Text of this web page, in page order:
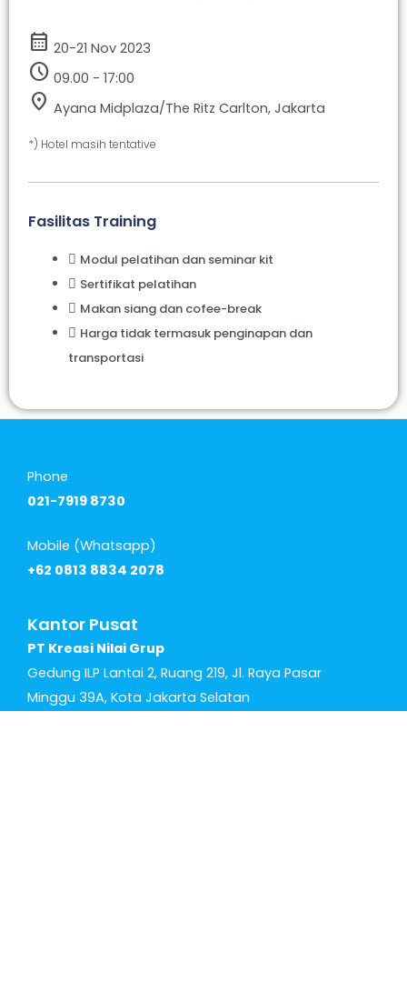
calendar_month 20-21 Nov 2023
schedule 09.00 - 17:00
location_on Ayana Midplaza/The Ritz Carlton, Jakarta
*) Hotel masih tentative
Fasilitas Training
Modul pelatihan dan seminar kit
Sertifikat pelatihan
Makan siang dan cofee-break
Harga tidak termasuk penginapan dan
transportasi
Phone
021-7919 8730
Mobile (Whatsapp)
+62 0813 8834 2078
Kantor Pusat
PT Kreasi Nilai Grup
Gedung ILP Lantai 2, Ruang 219, Jl. Raya Pasar
Minggu 39A, Kota Jakarta Selatan